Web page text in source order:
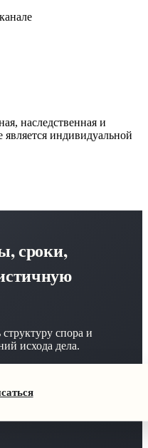
наследственная и
является индивидуальной
сроки,
спора и
исхода дела.